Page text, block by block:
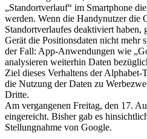
„Standortverlauf“ im Smartphone
werden. Wenn die Handynutzer die
Standortverlaufes deaktiviert haben,
Gerät die Positionsdaten nicht mehr
der Fall: App-Anwendungen wie
analysieren weiterhin Daten
Ziel dieses Verhaltens der
die Nutzung der Daten zu
Dritte.
Am vergangenen Freitag, den 17.
eingereicht. Bisher gab es
Stellungnahme von Google.